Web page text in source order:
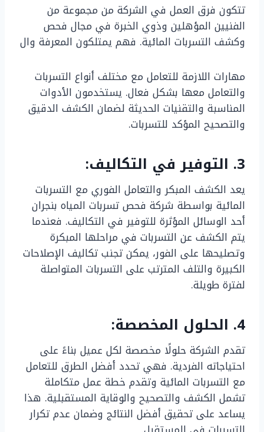
تتكون فرق العمل في الشركة من مجموعة من
الفنيين المؤهلين وذوي الخبرة في مجال فحص
وكشف التسربات المائية. فهم يمتلكون المعرفة وال
مهارات اللازمة للتعامل مع مختلف أنواع التسربات
والتعامل معها بشكل فعال. يستخدمون الأدوات
المناسبة والتقنيات الحديثة لضمان الكشف الدقيق
والتصحيح المؤكد للتسربات.
3. التوفير في التكاليف:
يعد الكشف المبكر والتعامل الفوري مع التسربات
المائية بواسطة شركة فحص تسربات المياه بنجران
أحد الوسائل المؤثرة للتوفير في التكاليف. فعندما
يتم الكشف عن التسربات في مراحلها المبكرة
وتصليحها على الفور، يمكن تجنب تكاليف الإصلاحات
الكبيرة والتلف المترتب على التسربات المتواصلة
لفترة طويلة.
4. الحلول المخصصة:
تقدم الشركة حلولًا مخصصة لكل عميل بناءً على
احتياجاته الفردية. فهي تحدد أفضل الطرق للتعامل
مع التسربات المائية وتقدم خطة عمل متكاملة
تشمل الكشف والتصحيح والوقاية المستقبلية. هذا
يساعد على تحقيق أفضل النتائج وضمان عدم تكرار